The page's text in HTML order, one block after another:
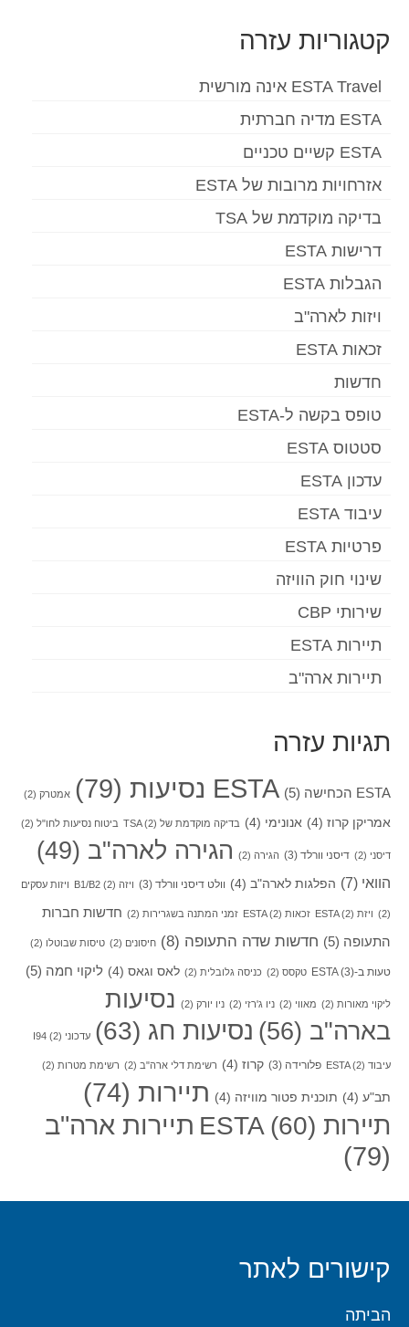
קטגוריות עזרה
ESTA Travel אינה מורשית
ESTA מדיה חברתית
ESTA קשיים טכניים
אזרחויות מרובות של ESTA
בדיקה מוקדמת של TSA
דרישות ESTA
הגבלות ESTA
ויזות לארה"ב
זכאות ESTA
חדשות
טופס בקשה ל-ESTA
סטטוס ESTA
עדכון ESTA
עיבוד ESTA
פרטיות ESTA
שינוי חוק הוויזה
שירותי CBP
תיירות ESTA
תיירות ארה"ב
תגיות עזרה
ESTA הכחישה (5) ESTA נסיעות (79) אמטרק (2)
אמריקן קרוז (4) אנונימי (4) בדיקה מוקדמת של TSA (2) ביטוח נסיעות לחו"ל (2)
דיסני (2) דיסני וורלד (3) הגירה (2) הגירה לארה"ב (49)
הוואי (7) הפלגות לארה"ב (4) וולט דיסני וורלד (3) ויזה B1/B2 (2) ויזות עסקים
(2) ויזת ESTA (2) זכאות ESTA (2) זמני המתנה בשגרירות (2)
חדשות חברות
התעופה (5) חדשות שדה התעופה (8) חיסונים (2) טיסות שבוטלו (2)
טעות ב-ESTA(3) טקסס (2) כניסה גלובלית (2) לאס וגאס (4) ליקוי חמה (5)
ליקוי מאורות (2) מאווי (2) ניו ג'רזי (2) ניו יורק (2)
נסיעות
בארה"ב (56) נסיעות חג (63) עדכוני I94 (2)
עיבוד ESTA (2) פלורידה (3) קרוז (4) רשימת דלי ארה"ב (2) רשימת מטרות (2)
תב"ע (4) תוכנית פטור מוויזה (4) תיירות (74)
תיירות ESTA (60)
תיירות ארה"ב
(79)
קישורים לאתר
הביתה